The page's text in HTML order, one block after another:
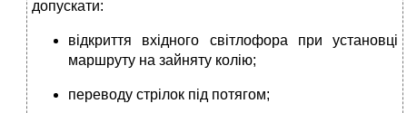
допускати:
відкриття вхідного світлофора при установці
маршруту на зайняту колію;
переводу стрілок під потягом;